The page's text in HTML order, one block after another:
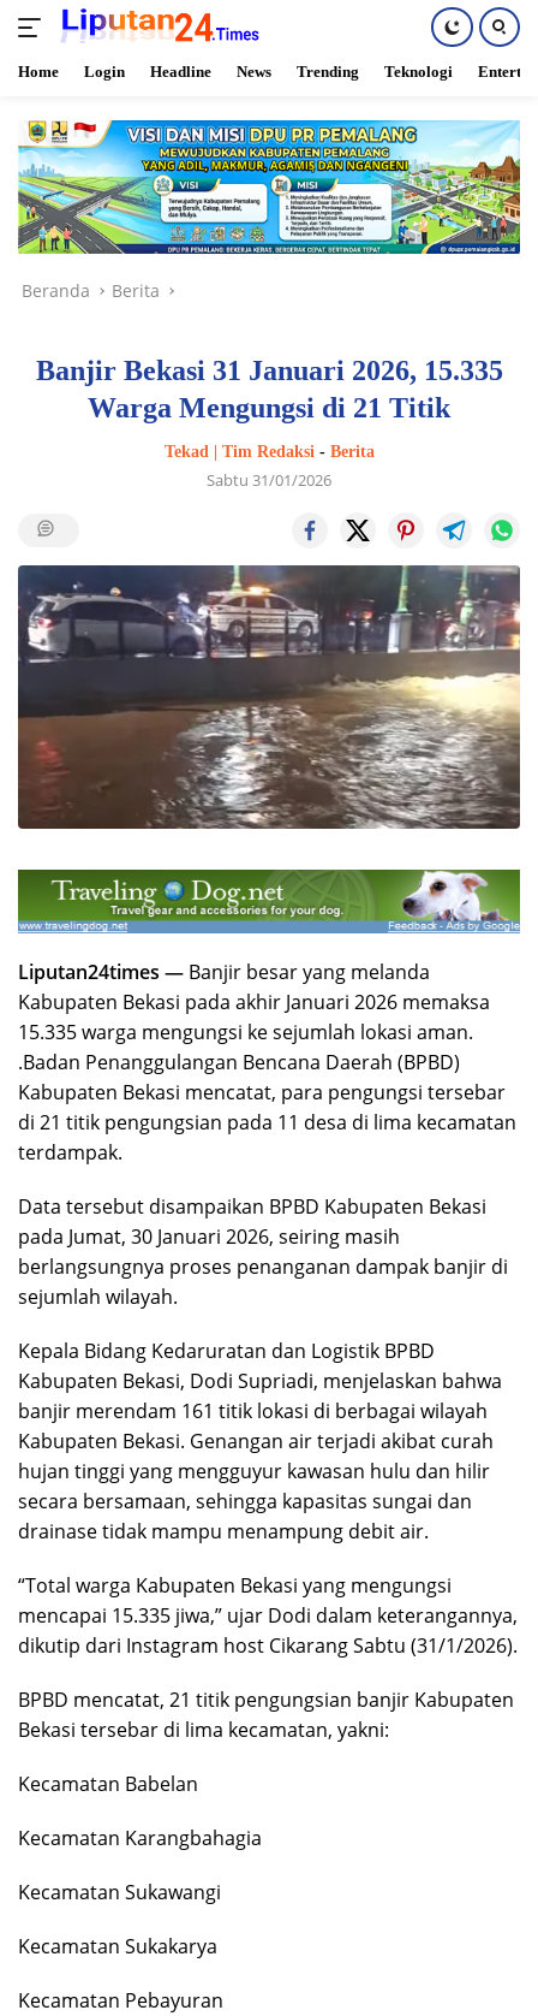
konten
Home Login Headline News Trending Teknologi
Beranda Berita
Banjir Bekasi 31 Januari 2026, 15.335
Warga Mengungsi di 21 Titik
Tekad | Tim Redaksi - Berita
Sabtu 31/01/2026
Liputan24times — Banjir besar yang melanda
Kabupaten Bekasi pada akhir Januari 2026 memaksa
15.335 warga mengungsi ke sejumlah lokasi aman.
.Badan Penanggulangan Bencana Daerah (BPBD)
Kabupaten Bekasi mencatat, para pengungsi tersebar
di 21 titik pengungsian pada 11 desa di lima kecamatan
terdampak.
Data tersebut disampaikan BPBD Kabupaten Bekasi
pada Jumat, 30 Januari 2026, seiring masih
berlangsungnya proses penanganan dampak banjir di
sejumlah wilayah.
Kepala Bidang Kedaruratan dan Logistik BPBD
Kabupaten Bekasi, Dodi Supriadi, menjelaskan bahwa
banjir merendam 161 titik lokasi di berbagai wilayah
Kabupaten Bekasi. Genangan air terjadi akibat curah
hujan tinggi yang mengguyur kawasan hulu dan hilir
secara bersamaan, sehingga kapasitas sungai dan
drainase tidak mampu menampung debit air.
“Total warga Kabupaten Bekasi yang mengungsi
mencapai 15.335 jiwa,” ujar Dodi dalam keterangannya,
dikutip dari Instagram host Cikarang Sabtu (31/1/2026).
BPBD mencatat, 21 titik pengungsian banjir Kabupaten
Bekasi tersebar di lima kecamatan, yakni:
Kecamatan Babelan
Kecamatan Karangbahagia
Kecamatan Sukawangi
Kecamatan Sukakarya
Kecamatan Pebayuran